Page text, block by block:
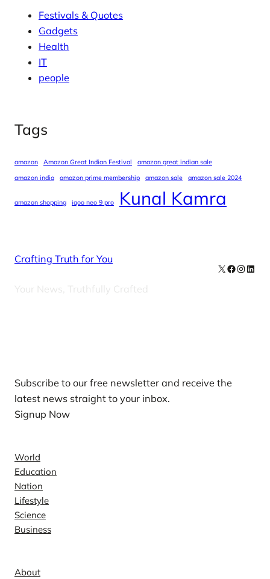
Festivals & Quotes
Gadgets
Health
IT
people
Tags
amazon Amazon Great Indian Festival
amazon great indian sale
amazon india
amazon prime membership amazon sale amazon sale 2024
amazon shopping iqoo neo 9 pro Kunal Kamra
Crafting Truth for You
Your News, Truthfully Crafted
X Facebook
Subscribe to our free newsletter and receive the
latest news straight to your inbox.
Signup Now
World
Education
Nation
Lifestyle
Science
Business
About